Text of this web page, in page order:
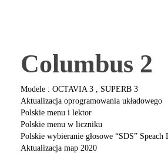
Columbus 2
Modele : OCTAVIA 3 , SUPERB 3
Aktualizacja oprogramowania układowego
Polskie menu i lektor
Polskie menu w liczniku
Polskie wybieranie głosowe “SDS” Speach
Aktualizacja map 2020